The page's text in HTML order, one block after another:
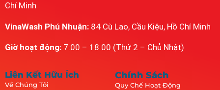
Chí Minh
VinaWash Phú Nhuận: 84 Cù Lao, Cầu Kiệu, Hồ Chí Minh
Giờ hoạt động: 7:00 – 18:00 (Thứ 2 – Chủ Nhật)
Liên Kết Hữu Ích
Về Chúng Tôi
Chính Sách
Quy Chế Hoạt Động